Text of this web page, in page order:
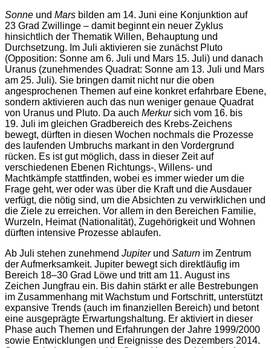
Sonne und Mars bilden am 14. Juni eine Konjunktion auf
23 Grad Zwillinge – damit beginnt ein neuer Zyklus
hinsichtlich der Thematik Willen, Behauptung und
Durchsetzung. Im Juli aktivieren sie zunächst Pluto
(Opposition: Sonne am 6. Juli und Mars 15. Juli) und danach
Uranus (zunehmendes Quadrat: Sonne am 13. Juli und Mars
am 25. Juli). Sie bringen damit nicht nur die oben
angesprochenen Themen auf eine konkret erfahrbare Ebene,
sondern aktivieren auch das nun weniger genaue Quadrat
von Uranus und Pluto. Da auch Merkursich vom 16. bis
19. Juli im gleichen Gradbereich des Krebs-Zeichens
bewegt, dürften in diesen Wochen nochmals die Prozesse
des laufenden Umbruchs markant in den Vordergrund
rücken. Es ist gut möglich, dass in dieser Zeit auf
verschiedenen Ebenen Richtungs-, Willens- und
Machtkämpfe stattfinden, wobei es immer wieder um die
Frage geht, wer oder was über die Kraft und die Ausdauer
verfügt, die nötig sind, um die Absichten zu verwirklichen und
die Ziele zu erreichen. Vor allem in den Bereichen Familie,
Wurzeln, Heimat (Nationalität), Zugehörigkeit und Wohnen
dürften intensive Prozesse ablaufen.
Ab Juli stehen zunehmend Jupiterund Saturn im Zentrum
der Aufmerksamkeit. Jupiter bewegt sich direktläufig im
Bereich 18–30 Grad Löwe und tritt am 11. August ins
Zeichen Jungfrau ein. Bis dahin stärkt er alle Bestrebungen
im Zusammenhang mit Wachstum und Fortschritt, unterstützt
expansive Trends (auch im finanziellen Bereich) und betont
eine ausgeprägte Erwartungshaltung. Er aktiviert in dieser
Phase auch Themen und Erfahrungen der Jahre 1999/2000
sowie Entwicklungen und Ereignisse des Dezembers 2014.